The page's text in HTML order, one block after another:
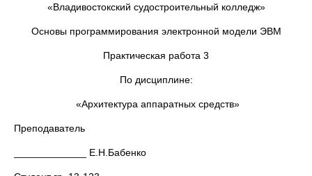
«Владивостокский судостроительный колледж»
Основы программирования электронной модели ЭВМ
Практическая работа 3
По дисциплине:
«Архитектура аппаратных средств»
Преподаватель
_____________ Е.Н.Бабенко